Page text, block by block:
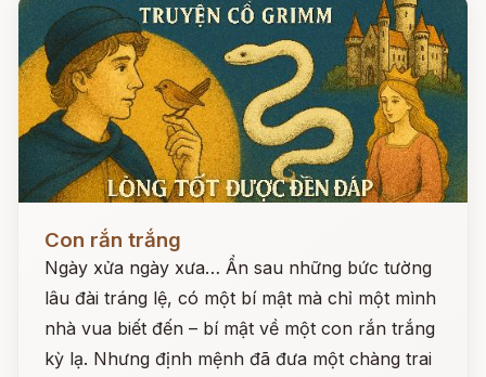
Con rắn trắng
Ngày xửa ngày xưa… Ẩn sau những bức tường
lâu đài tráng lệ, có một bí mật mà chỉ một mình
nhà vua biết đến – bí mật về một con rắn trắng
kỳ lạ. Nhưng định mệnh đã đưa một chàng trai